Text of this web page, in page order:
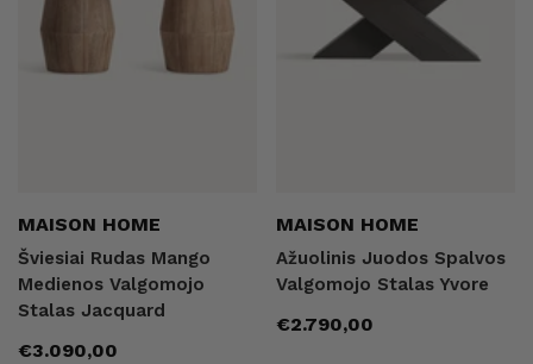
Pardavėjas:
MAISON HOME
Šviesiai Rudas Mango
Medienos Valgomojo
Stalas Jacquard
Įprasta
€3.090,00
Pardavėjas:
MAISON HOME
Ažuolinis Juodos Spalvos
Valgomojo Stalas Yvore
Įprasta
€2.790,00